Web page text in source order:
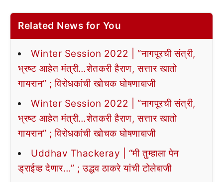
Related News for You
Winter Session 2022 | “नागपूरची संत्री,
भ्रष्ट आहेत मंत्री…शेतकरी हैराण, सत्तार खातो
गायरान” ; विरोधकांची खोचक घोषणाबाजी
Winter Session 2022 | “नागपूरची संत्री,
भ्रष्ट आहेत मंत्री…शेतकरी हैराण, सत्तार खातो
गायरान” ; विरोधकांची खोचक घोषणाबाजी
Uddhav Thackeray | “मी तुम्हाला पेन
ड्राईव्ह देणार…” ; उद्धव ठाकरे यांची टोलेबाजी